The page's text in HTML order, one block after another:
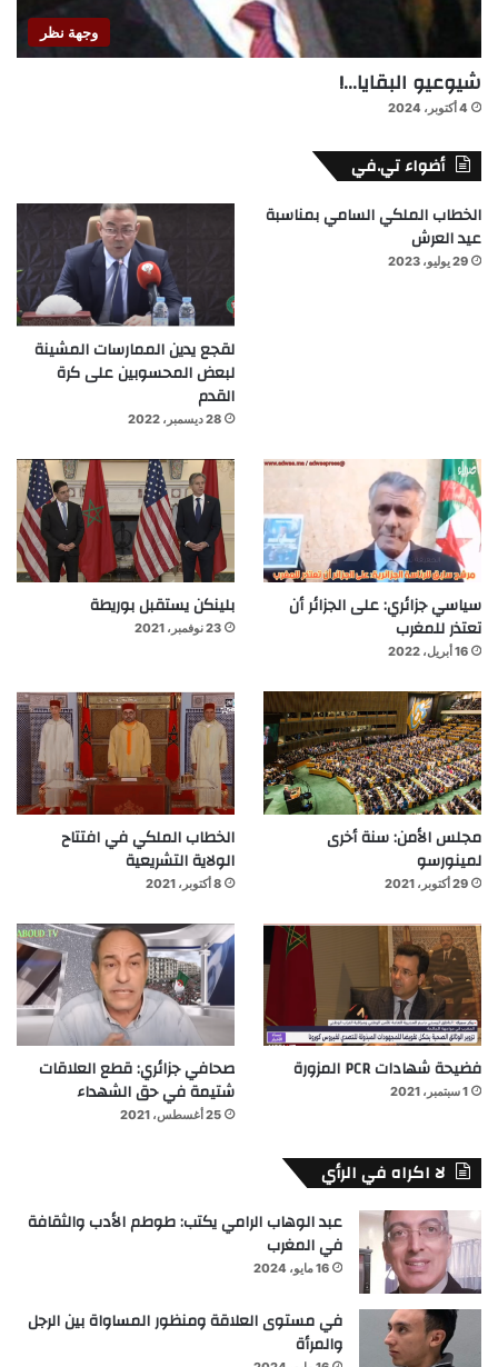
وجهة نظر
شيوعيو البقايا…!
4 أكتوبر، 2024
أضواء تي.في
الخطاب الملكي السامي بمناسبة
عيد العرش
29 يوليو، 2023
لقجع يدين الممارسات المشينة
لبعض المحسوبين على كرة
القدم
28 ديسمبر، 2022
سياسي جزائري: على الجزائر أن
تعتذر للمغرب
16 أبريل، 2022
بلينكن يستقبل بوريطة
23 نوفمبر، 2021
مجلس الأمن: سنة أخرى
لمينورسو
29 أكتوبر، 2021
الخطاب الملكي في افتتاح
الولاية التشريعية
8 أكتوبر، 2021
فضيحة شهادات PCR المزورة
1 سبتمبر، 2021
صحافي جزائري: قطع العلاقات
شتيمة في حق الشهداء
25 أغسطس، 2021
لا اكراه في الرأي
عبد الوهاب الرامي يكتب: طوطم الأدب والثقافة
في المغرب
16 مايو، 2024
في مستوى العلاقة ومنظور المساواة بين الرجل
والمرأة